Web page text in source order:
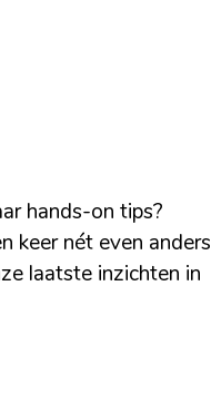
hands-on tips?
keer nét even anders
laatste inzichten in